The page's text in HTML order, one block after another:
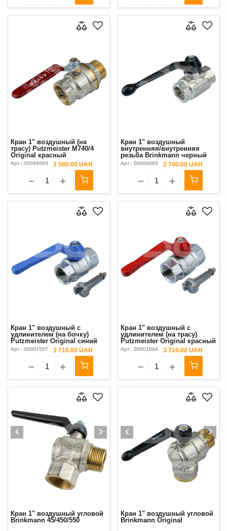
Кран 1" воздушный (на
трасу) Putzmeister М740/4
Original красный
Арт.: 00094693 2 580.00 UAH
Кран 1" воздушный
внутренняя/внутренняя
резьба Brinkmann черный
Арт.: 00004093 2 700.00 UAH
Кран 1" воздушный с
удлинителем (на бочку)
Putzmeister Original синий
Арт.: 00001567 3 710.00 UAH
Кран 1" воздушный с
удлинителем (на трасу)
Putzmeister Original красный
Арт.: 00001644 3 710.00 UAH
Кран 1" воздушный угловой
Brinkmann 45/450/550
Кран 1" воздушный угловой
Brinkmann Original